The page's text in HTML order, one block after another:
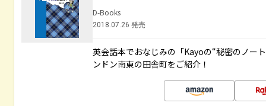
D-Books
2018.07.26 発売
英会話本でおなじみの「Kayoの“秘密のノー
ンドン南東の田舎町をご紹介！